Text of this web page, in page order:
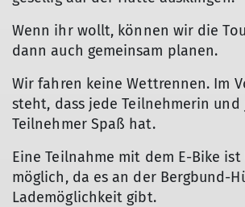
Wenn ihr wollt, können wir die
dann auch gemeinsam planen.
Wir fahren keine Wettrennen. Im
steht, dass jede Teilnehmerin und
Teilnehmer Spaß hat.
Eine Teilnahme mit dem E-Bike
möglich, da es an der Bergbund-
Lademöglichkeit gibt.